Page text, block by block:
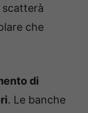
che
di
. Le banche